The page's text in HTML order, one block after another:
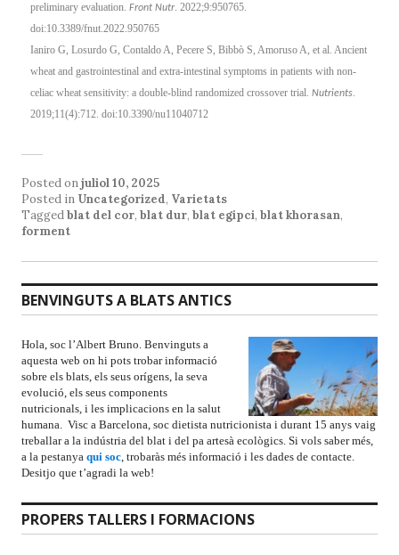
preliminary evaluation. Front Nutr. 2022;9:950765.
doi:10.3389/fnut.2022.950765
Ianiro G, Losurdo G, Contaldo A, Pecere S, Bibbò S, Amoruso A, et al. Ancient
wheat and gastrointestinal and extra-intestinal symptoms in patients with non-
celiac wheat sensitivity: a double-blind randomized crossover trial. Nutrients.
2019;11(4):712. doi:10.3390/nu11040712
Posted onjuliol 10, 2025
Posted in Uncategorized, Varietats
Taggedblat del cor, blat dur, blat egipci, blat khorasan,
forment
BENVINGUTS A BLATS ANTICS
Hola, soc l’Albert Bruno. Benvinguts a
aquesta web on hi pots trobar informació
sobre els blats, els seus orígens, la seva
evolució, els seus components
nutricionals, i les implicacions en la salut
humana. Visc a Barcelona, soc dietista nutricionista i durant 15 anys vaig
treballar a la indústria del blat i del pa artesà ecològics. Si vols saber més,
a la pestanya qui soc, trobaràs més informació i les dades de contacte.
Desitjo que t’agradi la web!
PROPERS TALLERS I FORMACIONS